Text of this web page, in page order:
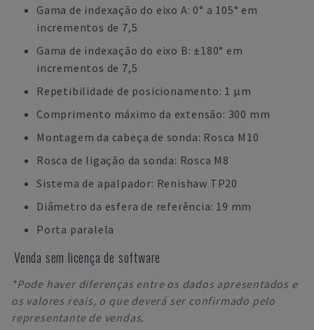
Gama de indexação do eixo A: 0° a 105° em
incrementos de 7,5
Gama de indexação do eixo B: ±180° em
incrementos de 7,5
Repetibilidade de posicionamento: 1 µm
Comprimento máximo da extensão: 300 mm
Montagem da cabeça de sonda: Rosca M10
Rosca de ligação da sonda: Rosca M8
Sistema de apalpador: Renishaw TP20
Diâmetro da esfera de referência: 19 mm
Porta paralela
Venda sem licença de software
*Pode haver diferenças entre os dados apresentados e
os valores reais, o que deverá ser confirmado pelo
representante de vendas.